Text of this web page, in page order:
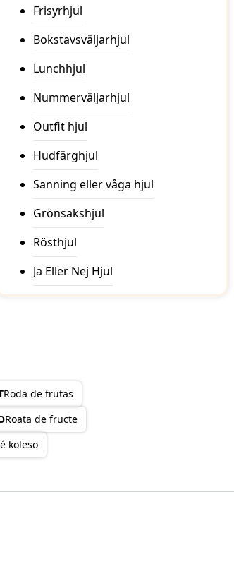
Frisyrhjul
Bokstavsväljarhjul
Lunchhjul
Nummerväljarhjul
Outfit hjul
Hudfärghjul
Sanning eller våga hjul
Grönsakshjul
Rösthjul
Ja Eller Nej Hjul
Roda de frutas
Roata de fructe
koleso